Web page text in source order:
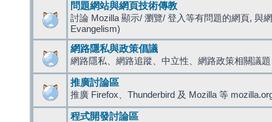
問題網站與網頁技術傳教
討論 Mozilla 顯示/ 瀏覽/ 登入等有問題的網頁, 與
Evangelism)
網路隱私與政策倡議
網路隱私、網路追蹤、中立性、網路政策相關議題
推廣討論區
推廣 Firefox、Thunderbird 及 Mozilla 等
程式開發討論區